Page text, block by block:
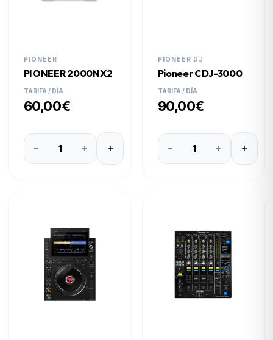
PIONEER
PIONEER 2000NX2
TARIFA / DÍA
60,00€
PIONEER DJ
Pioneer CDJ-3000
TARIFA / DÍA
90,00€